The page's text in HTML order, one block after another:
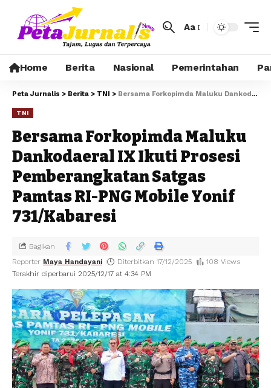
Aa
Home Berita Nasional Pemerintahan
Peta Jurnalis > Berita > TNI > Bersama Forkopimda Maluku Dankodaeral IX Ikuti Prosesi Pemberangkatan Satgas Pamtas RI-PNG Mobile Yonif 731/Kabaresi
TNI
Bersama Forkopimda Maluku
Dankodaeral IX Ikuti Prosesi
Pemberangkatan Satgas
Pamtas RI-PNG Mobile Yonif
731/Kabaresi
Terakhir diperbarui 2025/12/17 at 4:34 PM
Reporter Maya Handayani Diterbitkan 17/12/2025 108 Views
Bagikan